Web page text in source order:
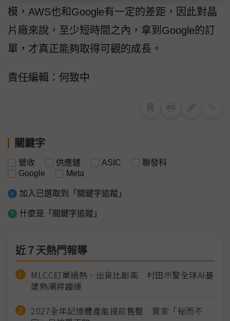
模，AWS也和Google有一定的差距，因此對晶
片廠來說，至少短時間之內，拿到Google的訂
單，才真正能夠取得可觀的成長。
責任編輯：何致中
關鍵字
營收 供應鏈 ASIC
聯發科
Google
Meta
加入已選取到「關鍵字追蹤」
什麼是「關鍵字追蹤」
近７天熱門報導
MLCC訂單過熱、出貨比創高 村田示警全球AI基
建熱潮將趨緩
2027全年記憶體產能提前售罄 買家「祕而不